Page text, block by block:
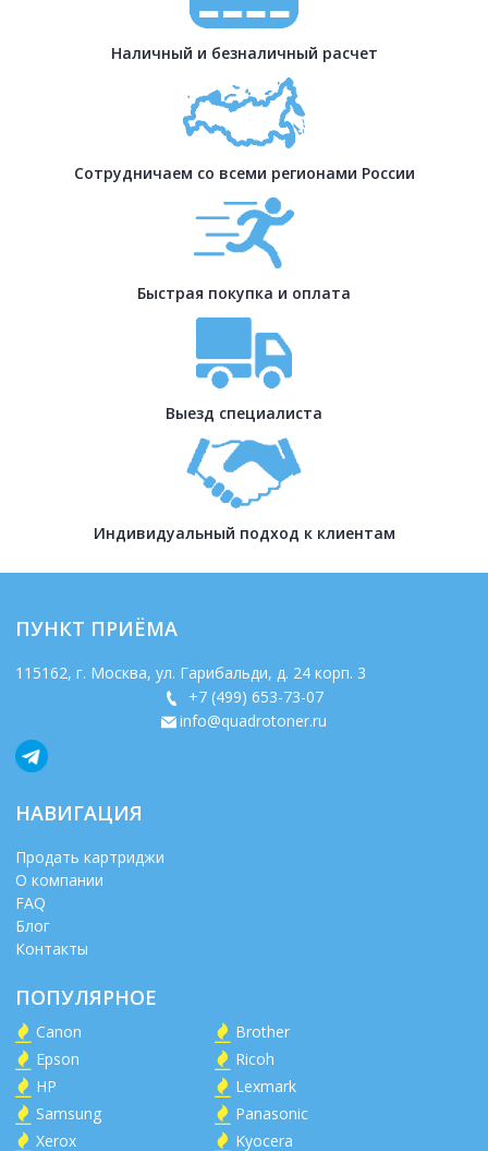
Наличный и безналичный расчет
Сотрудничаем со всеми регионами России
Быстрая покупка и оплата
Выезд специалиста
Индивидуальный подход к клиентам
ПУНКТ ПРИЁМА
115162, г. Москва, ул. Гарибальди, д. 24 корп. 3
+7 (499) 653-73-07
info@quadrotoner.ru
НАВИГАЦИЯ
Продать картриджи
О компании
FAQ
Блог
Контакты
ПОПУЛЯРНОЕ
Canon
Brother
Epson
Ricoh
HP
Lexmark
Samsung
Panasonic
Xerox
Kyocera